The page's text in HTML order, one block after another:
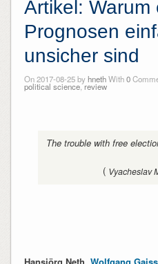
Artikel: Warum
Prognosen
unsicher sind
On 2017-08-25 byhnethWith0
political science,review
The trouble with free
( Vyacheslav